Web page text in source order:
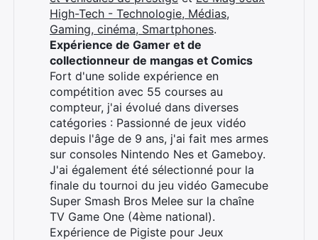
High-Tech - Technologie, Médias,
Gaming, cinéma, Smartphones.
Expérience de Gamer et de
collectionneur de mangas et Comics
Fort d'une solide expérience en
compétition avec 55 courses au
compteur, j'ai évolué dans diverses
catégories : Passionné de jeux vidéo
depuis l'âge de 9 ans, j'ai fait mes armes
sur consoles Nintendo Nes et Gameboy.
J'ai également été sélectionné pour la
finale du tournoi du jeu vidéo Gamecube
Super Smash Bros Melee sur la chaîne
TV Game One (4ème national).
Expérience de Pigiste pour Jeux
Rechercher